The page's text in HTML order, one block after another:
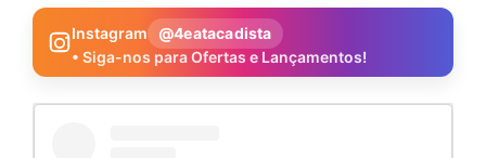
Instagram
@4eatacadista
• Siga-nos para Ofertas e Lançamentos!